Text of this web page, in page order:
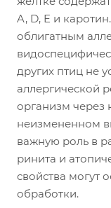
A, D, E и
облигатным
других птиц не
аллергической
организм через
неизмененном
важную роль в
ринита и
свойства могут
обработки.